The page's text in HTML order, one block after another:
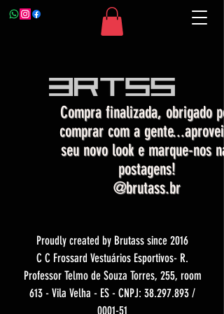
Compra finalizada, obrigado por
comprar com a
seu novo look e marque-nos nas
postagens!
@brutass.br
Proudly created by Brutass since 2016
C C Frossard Vestuários Esportivos- R.
Professor Telmo de Souza Torres, 255, room
613 - Vila Velha - ES - CNPJ: 38.297.893 /
0001-51